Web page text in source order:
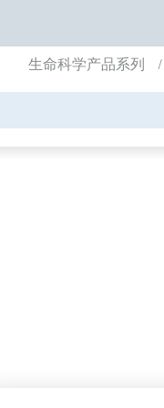
生命科学产品系列